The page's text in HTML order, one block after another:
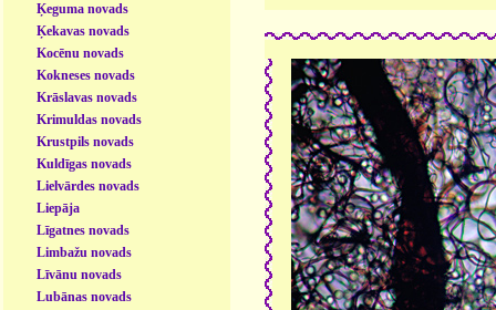
Ķeguma novads
Ķekavas novads
Kocēnu novads
Kokneses novads
Krāslavas novads
Krimuldas novads
Krustpils novads
Kuldīgas novads
Lielvārdes novads
Liepāja
Līgatnes novads
Limbažu novads
Līvānu novads
Lubānas novads